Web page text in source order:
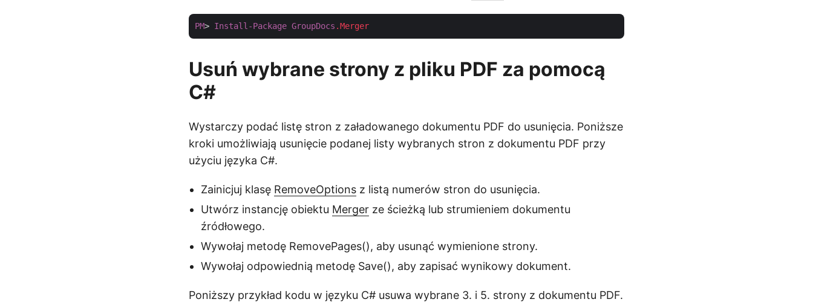
PM> Install-Package GroupDocs .Merger
Usuń wybrane strony z pliku PDF za pomocą
C#
Wystarczy podać listę stron z załadowanego dokumentu PDF do usunięcia. Poniższe
kroki umożliwiają usunięcie podanej listy wybranych stron z dokumentu PDF przy
użyciu języka C#.
Zainicjuj klasę RemoveOptions z listą numerów stron do usunięcia.
Utwórz instancję obiektu Merger ze ścieżką lub strumieniem dokumentu
źródłowego.
Wywołaj metodę RemovePages(), aby usunąć wymienione strony.
Wywołaj odpowiednią metodę Save(), aby zapisać wynikowy dokument.
Poniższy przykład kodu w języku C# usuwa wybrane 3. i 5. strony z dokumentu PDF.